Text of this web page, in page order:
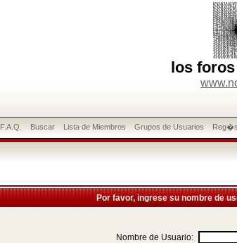
los
F.A.Q. Buscar Lista de Miembros Grupos de Usuarios
Por favor, ingrese su nombre de
Nombre de Usuario: